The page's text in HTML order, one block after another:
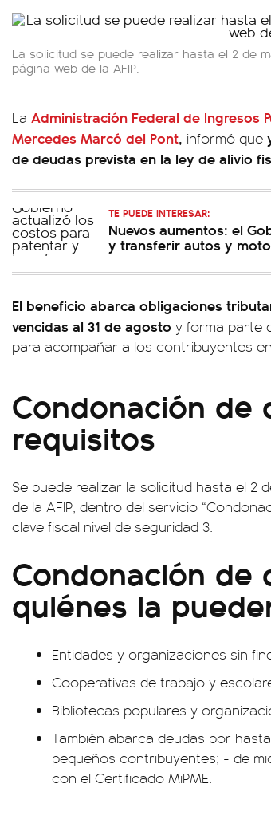
La solicitud se puede realizar hasta el 2 de
página web de la AFIP.
La Administración Federal de Ingresos
Mercedes Marcó del Pont, informó que
de deudas prevista en la ley de alivio
TE PUEDE INTERESAR:
Nuevos aumentos: el
y transferir autos y
El beneficio abarca obligaciones
vencidas al 31 de agosto y forma parte
para acompañar a los contribuyentes
Condonación de
requisitos
Se puede realizar la solicitud hasta el 2
de la AFIP, dentro del servicio
clave fiscal nivel de seguridad 3.
Condonación de
quiénes la
Entidades y organizaciones sin
Cooperativas de trabajo y
Bibliotecas populares y
También abarca deudas por
pequeños contribuyentes; - de
con el Certificado MiPME.